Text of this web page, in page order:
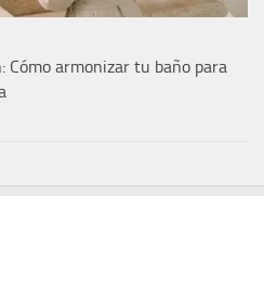
armonizar tu baño para